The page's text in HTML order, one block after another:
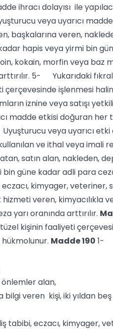
ihracı dolayısı ile
veya uyarıcı
başkalarına veren,
hapis veya yirmi bin
kokain, morfin veya baz
5- Yukarıdaki
işlenmesi
iznine veya satışı
madde etkisi doğuran her
veya uyarıcı
ve ithal veya imali
satın alan, nakleden,
güne kadar adli para
kimyager, veteriner,
hizmeti veren,
yarı oranında arttırılır.
kişinin faaliyeti
Madde 190 1-
önlemler alan,
veren kişi, iki yıldan beş
eczacı, kimyager,